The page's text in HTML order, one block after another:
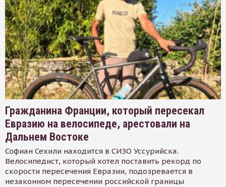
Гражданина Франции, который пересекал
Евразию на велосипеде, арестовали на
Дальнем Востоке
Софиан Сехили находится в СИЗО Уссурийска.
Велосипедист, который хотел поставить рекорд по
скорости пересечения Евразии, подозревается в
незаконном пересечении российской границы